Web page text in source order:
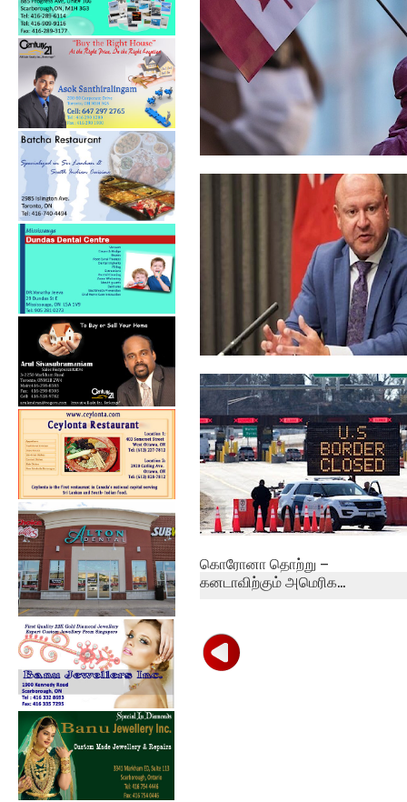
ஹொங்கொங் தேசிய
பாதுகாப்பு சட்டம்: க...
வின்னிபெக்கில் புதிய
கொவிட்-19 கட்ட...
கொரோனா தொற்று –
கனடாவிற்கும் அமெரிக...